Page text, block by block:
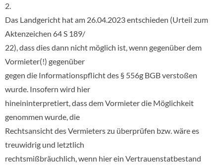
2.
Das Landgericht hat am 26.04.2023 entschieden (Urteil zum
Aktenzeichen 64 S 189/
22), dass dies dann nicht möglich ist, wenn gegenüber dem
Vormieter(!) gegenüber
gegen die Informationspflicht des § 556g BGB verstoßen
wurde. Insofern wird hier
hineininterpretiert, dass dem Vormieter die Möglichkeit
genommen wurde, die
Rechtsansicht des Vermieters zu überprüfen bzw. wäre es
treuwidrig und letztlich
rechtsmißbräuchlich, wenn hier ein Vertrauenstatbestand